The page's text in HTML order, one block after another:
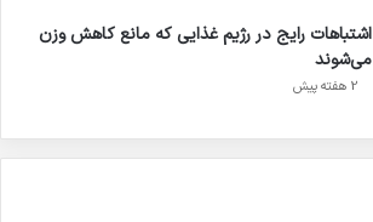
اشتباهات رایج در رژیم غذایی که مانع کاهش وزن
می‌شوند
2 هفته پیش